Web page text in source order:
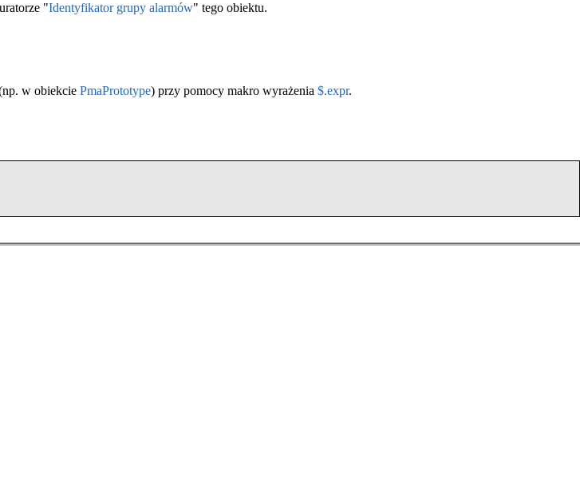
"Identyfikator grupy alarmów" tego obiektu.
w obiekcie PmaPrototype) przy pomocy makro wyrażenia $.expr.